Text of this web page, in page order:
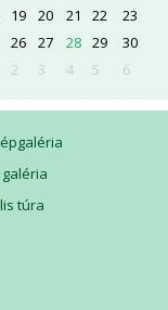
19 20 21 22
23
26 27 28 29
30
2 3 4 5 6
túra